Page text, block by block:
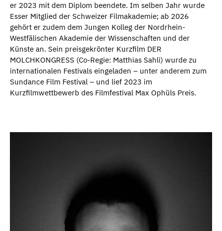
er 2023 mit dem Diplom beendete. Im selben Jahr wurde
Esser Mitglied der Schweizer Filmakademie; ab 2026
gehört er zudem dem Jungen Kolleg der Nordrhein-
Westfälischen Akademie der Wissenschaften und der
Künste an. Sein preisgekrönter Kurzfilm DER
MOLCHKONGRESS (Co-Regie: Matthias Sahli) wurde zu
internationalen Festivals eingeladen – unter anderem zum
Sundance Film Festival – und lief 2023 im
Kurzfilmwettbewerb des Filmfestival Max Ophüls Preis.